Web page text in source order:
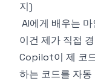
지)
AI에게 배우는 마
이건 제가 직접
Copilot이 제 코
하는 코드를 자